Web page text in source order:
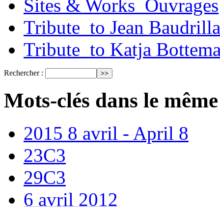
Sites & Works_Ouvrages
Tribute_to Jean
Tribute_to Katja
Rechercher :
Mots-clés dans le
2015 8 avril - April 8
23C3
29C3
6 avril 2012